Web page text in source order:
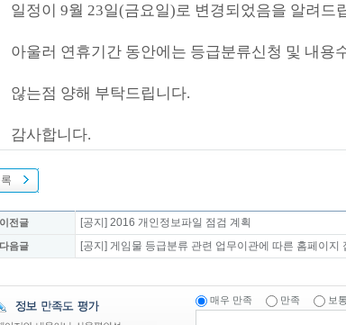
일정이 9월 23일(금요일)로 변경되었음을 알려드
아울러 연휴기간 동안에는 등급분류신청 및 내용
않는점 양해 부탁드립니다.
감사합니다.
전글 [공지] 2016 개인정보파일 점검 계획
음글 [공지] 게임물 등급분류 관련 업무이관에 따른 홈페이지
매우 만족 만족 보통